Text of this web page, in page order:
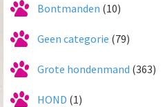
Bontmanden (10)
Geen categorie (79)
Grote hondenmand (363)
HOND (1)